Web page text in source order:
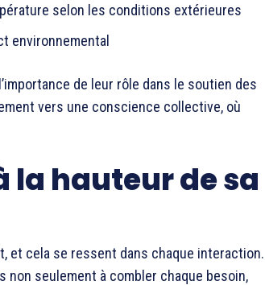
selon les conditions extérieures
environnemental
de leur rôle dans le soutien des
vers une conscience collective, où
la hauteur de sa
et cela se ressent dans chaque interaction.
non seulement à combler chaque besoin,